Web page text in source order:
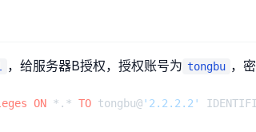
，给服务器B授权，授权账号为 tongbu ，
ON *.* TO tongbu@'2.2.2.2'